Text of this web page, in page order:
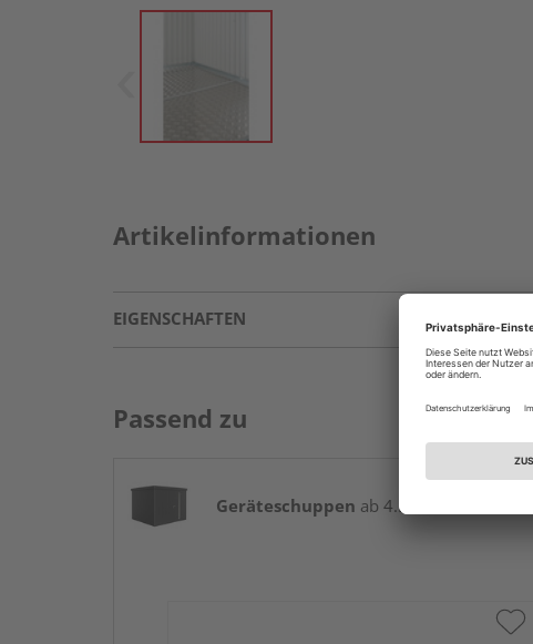
Artikelinformationen
EIGENSCHAFTEN
Passend zu
Geräteschuppen ab 4.599,00 € / Stk.